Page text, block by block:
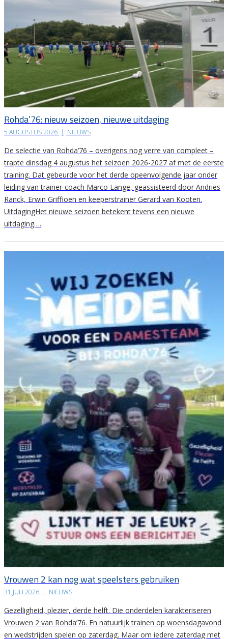
Rohda’76: nieuw seizoen, nieuwe uitdaging
5 AUGUSTUS 2026 | NIEUWS
De selectie van Rohda’76 – overigens nog verre van compleet –
trapte dinsdag 4 augustus het seizoen 2026-2027 af met de eerste
training. Dat gebeurde voor het derde opeenvolgende jaar onder
leiding van trainer-coach Marco Lange, geassisteerd door Andries
Ranck, Erwin Griffioen en keeperstrainer Gerard van Kooten.
UitdagingHet nieuwe seizoen betekent tevens een nieuwe
uitdaging….
Vrouwen 2 kan nog wat speelsters gebruiken
31 JULI 2026 | NIEUWS
Gezelligheid, plezier, derde helft. Die onderdelen karakteriseren
Vrouwen 2 van Rohda’76. En natuurlijk trainen op woensdagavond
en wedstrijden spelen op zaterdag. Maar om iedere zaterdag met